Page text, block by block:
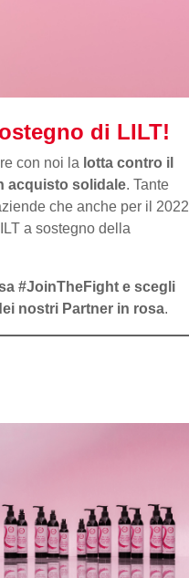
di LILT!
con noi la lotta contro il
acquisto solidale. Tante
che anche per il 2022
a sostegno della
#JoinTheFight e scegli
nostri Partner in rosa.